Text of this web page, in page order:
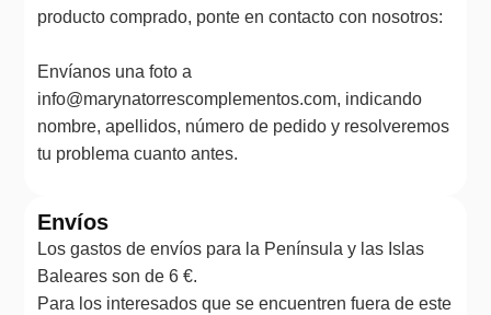
producto comprado, ponte en contacto con nosotros:
Envíanos una foto a
info@marynatorrescomplementos.com, indicando
nombre, apellidos, número de pedido y resolveremos
tu problema cuanto antes.
Envíos
Los gastos de envíos para la Península y las Islas
Baleares son de 6 €.
Para los interesados que se encuentren fuera de este